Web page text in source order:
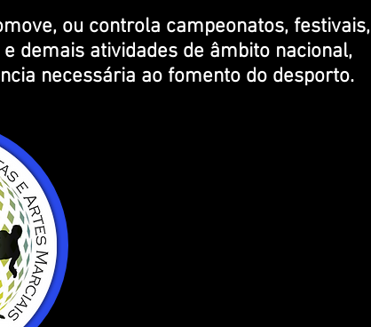
ou controla campeonatos, festivais,
demais atividades de âmbito nacional,
necessária ao fomento do desporto.